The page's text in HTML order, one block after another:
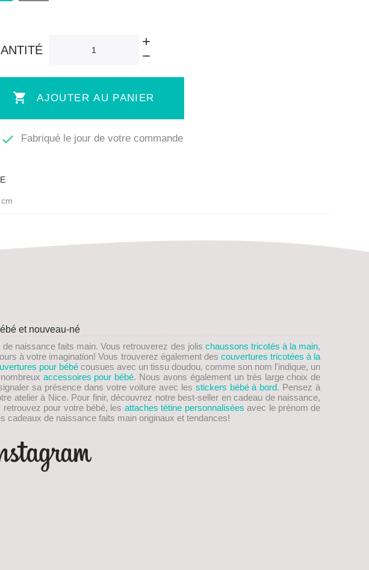
 AJOUTER AU PANIER
 Fabriqué le jour de votre commande
et nouveau-né
de naissance faits main. Vous retrouverez des jolis chaussons tricotés à la main,
à votre imagination! Vous trouverez également des couvertures tricotées à la
pour bébé cousues avec un tissu doudou, comme son nom l'indique, un
accessoires pour bébé. Nous avons également un très large choix de
sa présence dans votre voiture avec les stickers bébé à bord. Pensez à
atelier à Nice. Pour finir, découvrez notre best-seller en cadeau de naissance,
retrouvez pour votre bébé, les attaches tétine personnalisées avec le prénom de
cadeaux de naissance faits main originaux et tendances!